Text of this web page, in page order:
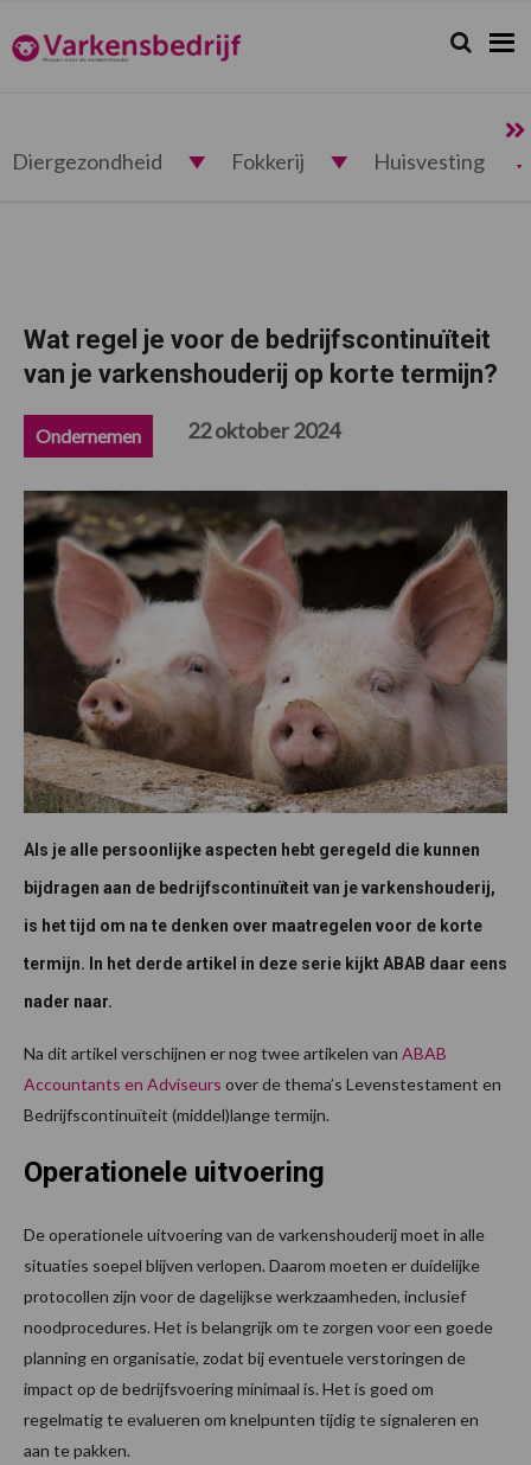
de
hoofdnavigatie
de
hoofd
de
eerste
de
voettekst
Varkensbedrijf.nl Zoeken...
Zoek
Diergezondheid Fokkerij Huisvesting
Wat regel je voor de bedrijfscontinuïteit
van je varkenshouderij op korte termijn?
Ondernemen 22 oktober 2024
Als je alle persoonlijke aspecten hebt geregeld die kunnen
bijdragen aan de bedrijfscontinuïteit van je varkenshouderij,
is het tijd om na te denken over maatregelen voor de korte
termijn. In het derde artikel in deze serie kijkt ABAB daar eens
nader naar.
Na dit artikel verschijnen er nog twee artikelen van ABAB
Accountants en Adviseurs over de thema’s Levenstestament en
Bedrijfscontinuïteit (middel)lange termijn.
Operationele uitvoering
De operationele uitvoering van de varkenshouderij moet in alle
situaties soepel blijven verlopen. Daarom moeten er duidelijke
protocollen zijn voor de dagelijkse werkzaamheden, inclusief
noodprocedures. Het is belangrijk om te zorgen voor een goede
planning en organisatie, zodat bij eventuele verstoringen de
impact op de bedrijfsvoering minimaal is. Het is goed om
regelmatig te evalueren om knelpunten tijdig te signaleren en
aan te pakken.